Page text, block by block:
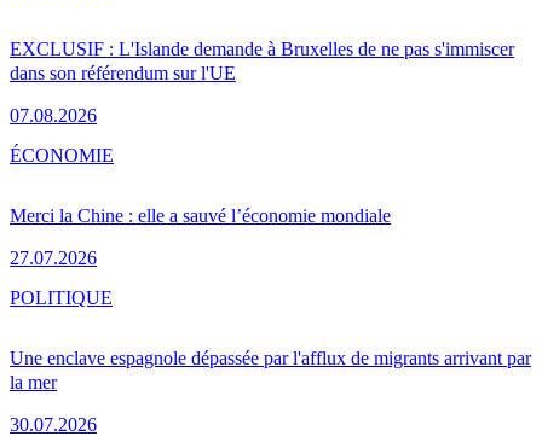
EXCLUSIF : L'Islande demande à Bruxelles de ne pas s'immiscer
dans son référendum sur l'UE
07.08.2026
Merci la Chine : elle a sauvé l’économie mondiale
27.07.2026
ÉCONOMIE
Une enclave espagnole dépassée par l'afflux de migrants arrivant par
la mer
30.07.2026
POLITIQUE